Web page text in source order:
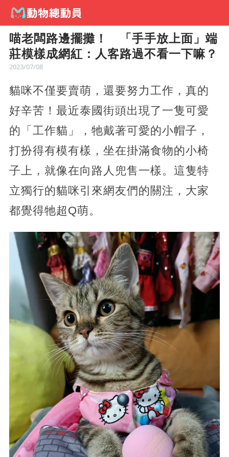
喵老闆路邊擺攤！ 「手手放上面」端
莊模樣成網紅：人客路過不看一下嘛？
2023/07/08
貓咪不僅要賣萌，還要努力工作，真的
好辛苦！最近泰國街頭出現了一隻可愛
的「工作貓」，牠戴著可愛的小帽子，
打扮得有模有樣，坐在掛滿食物的小椅
子上，就像在向路人兜售一樣。這隻特
立獨行的貓咪引來網友們的關注，大家
都覺得牠超Q萌。